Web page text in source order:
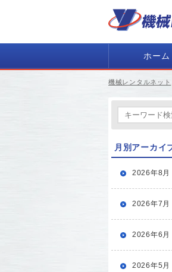
ホーム
機械レンタルネット
月別アーカイ
2026年8月
2026年7月
2026年6月
2026年5月